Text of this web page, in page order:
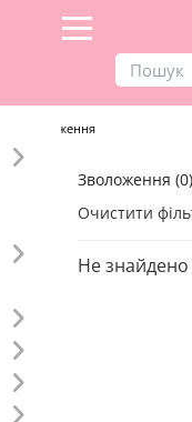
Зволоження
Зволоження (0)
Очистити
Не